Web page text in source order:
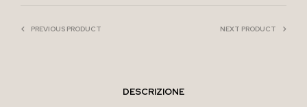
PREVIOUS PRODUCT NEXT PRODUCT
DESCRIZIONE